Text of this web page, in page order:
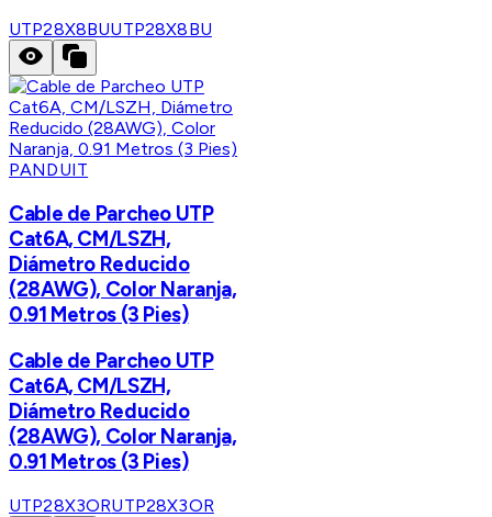
UTP28X8BUUTP28X8BU
PANDUIT
Cable de Parcheo UTP
Cat6A, CM/LSZH,
Diámetro Reducido
(28AWG), Color Naranja,
0.91 Metros (3 Pies)
Cable de Parcheo UTP
Cat6A, CM/LSZH,
Diámetro Reducido
(28AWG), Color Naranja,
0.91 Metros (3 Pies)
UTP28X3ORUTP28X3OR